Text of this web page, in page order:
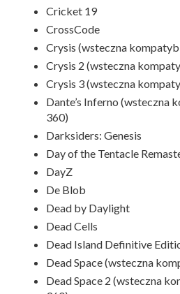
Cricket 19
CrossCode
Crysis (wsteczna
Crysis 2 (wsteczna
Crysis 3 (wsteczna
Dante’s Inferno (wsteczna
360)
Darksiders: Genesis
Day of the Tentacle
DayZ
De Blob
Dead by Daylight
Dead Cells
Dead Island Definitive
Dead Space (wsteczna
Dead Space 2 (wsteczna